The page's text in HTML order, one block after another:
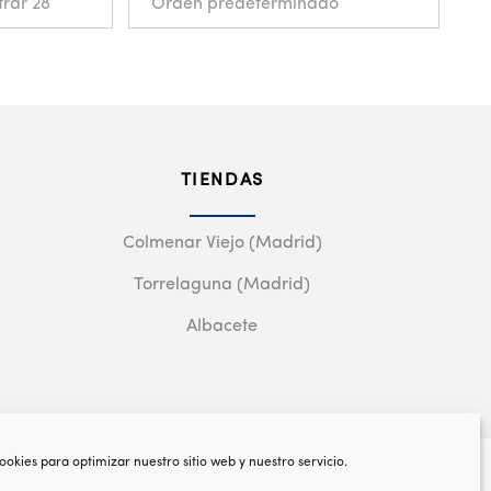
para optimizar nuestro sitio web y nuestro servicio.
TIENDAS
Colmenar Viejo (Madrid)
Torrelaguna (Madrid)
Albacete